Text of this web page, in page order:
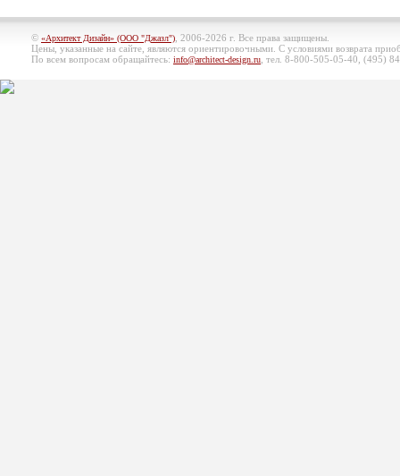
© «Архитект Дизайн» (ООО "Джазл") , 2006-2026 г. Все права защищены.
Цены, указанные на сайте, являются ориентировочными. С условиями возврата
По всем вопросам обращайтесь: info@architect-design.ru , тел. 8-800-505-05-40, (495)